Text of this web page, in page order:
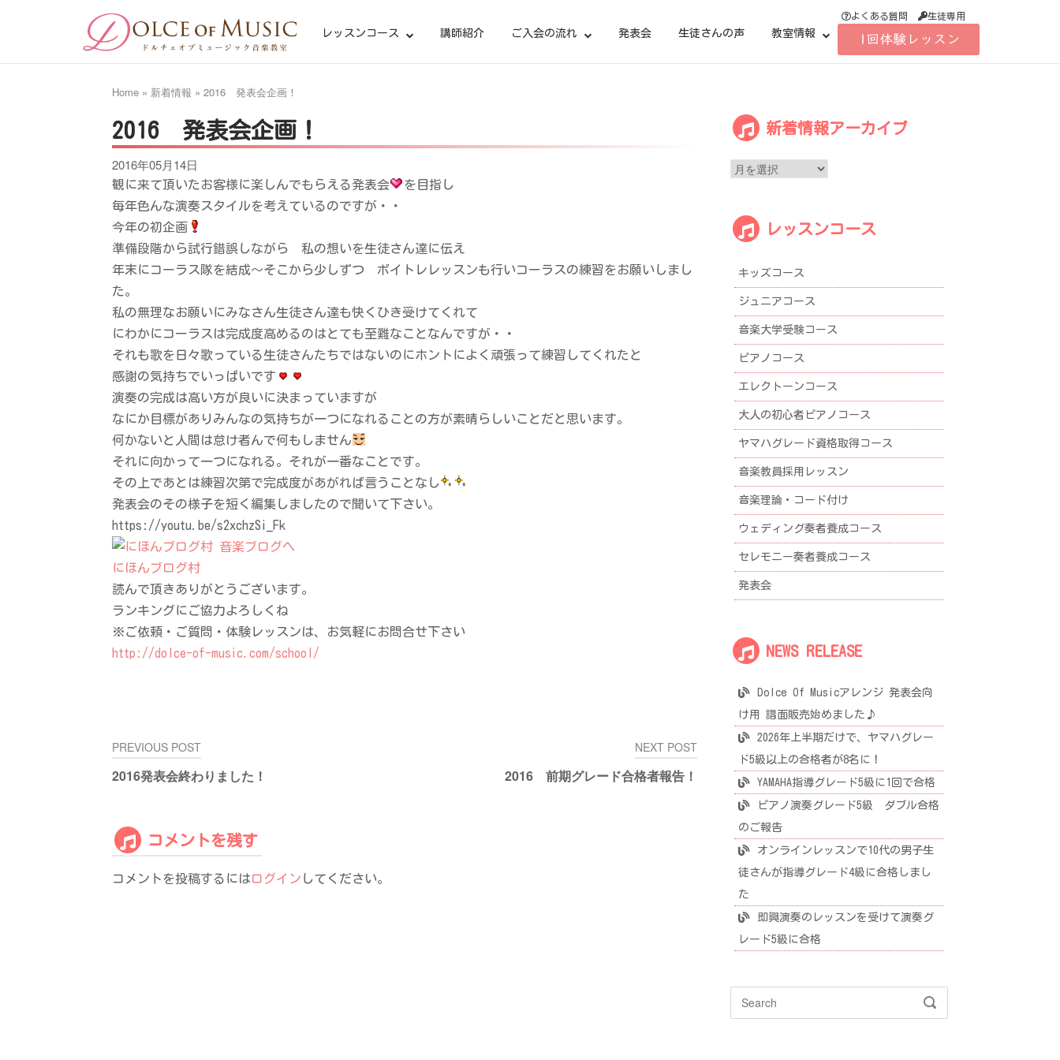
Home
レッスンコース 講師紹介 ご入会の流れ 発表会 生徒さんの声 教室情報
よくある質問 生徒専用
Home » 新着情報 » 2016 発表会企画！
2016 発表会企画！
2016年05月14日
観に来て頂いたお客様に楽しんでもらえる発表会
を目指し
毎年色んな演奏スタイルを考えているのですが・・
今年の初企画
準備段階から試行錯誤しながら 私の想いを生徒さん達に伝え
年末にコーラス隊を結成～そこから少しずつ ボイトレレッスンも行いコーラスの練習をお願いしまし
た。
私の無理なお願いにみなさん生徒さん達も快くひき受けてくれて
にわかにコーラスは完成度高めるのはとても至難なことなんですが・・
それも歌を日々歌っている生徒さんたちではないのにホントによく頑張って練習してくれたと
感謝の気持ちでいっぱいです
演奏の完成は高い方が良いに決まっていますが
なにか目標がありみんなの気持ちが一つになれることの方が素晴らしいことだと思います。
何かないと人間は怠け者んで何もしません
それに向かって一つになれる。それが一番なことです。
その上であとは練習次第で完成度があがれば言うことなし
発表会のその様子を短く編集しましたので聞いて下さい。
https://youtu.be/s2xchzSi_Fk
にほんブログ村
読んで頂きありがとうございます。
ランキングにご協力よろしくね
※ご依頼・ご質問・体験レッスンは、お気軽にお問合せ下さい
http://dolce-of-music.com/school/
投
稿
ナ
ー
シ
ョ
PREVIOUS POST
2016発表会終わりました！
NEXT POST
2016 前期グレード合格者報告！
コメントを残す
コメントを投稿するにはログイン してください。
新着情報アーカイブ
レッスンコース
キッズコース
ジュニアコース
音楽大学受験コース
ピアノコース
エレクトーンコース
大人の初心者ピアノコース
ヤマハグレード資格取得コース
音楽教員採用レッスン
音楽理論・コード付け
ウェディング奏者養成コース
セレモニー奏者養成コース
発表会
NEWS RELEASE
Dolce Of Musicアレンジ 発表会向
け用 譜面販売始めました♪
2026年上半期だけで、ヤマハグレー
ド5級以上の合格者が8名に！
YAMAHA指導グレード5級に1回で合格
ピアノ演奏グレード5級 ダブル合格
のご報告
オンラインレッスンで10代の男子生
徒さんが指導グレード4級に合格しまし
た
即興演奏のレッスンを受けて演奏グ
レード5級に合格
Search
SEARCH